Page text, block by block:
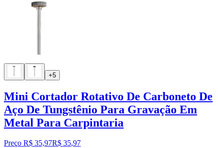
+5
Mini Cortador Rotativo De Carboneto De
Aço De Tungstênio Para Gravação Em
Metal Para Carpintaria
Preço R$ 35,97R$ 35,97